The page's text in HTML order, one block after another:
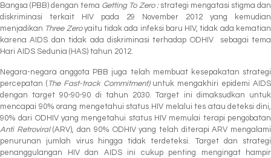
Bangsa (PBB) dengan tema Getting To Zero : strategi mengatasi stigma dan
diskriminasi terkait HIV pada 29 November 2012 yang kemudian
menjadikan Three Zeroyaitu tidak ada infeksi baru HIV, tidak ada kematian
karena AIDS dan tidak ada diskriminasi terhadap ODHIV sebagai tema
Hari AIDS Sedunia (HAS) tahun 2012.
Negara-negara anggota PBB juga telah membuat kesepakatan strategi
percepatan ( The Fast-track Commitment) untuk mengakhiri epidemi AIDS
dengan target 90-90-90 di tahun 2030. Target ini dimaksudkan untuk
mencapai 90% orang mengetahui status HIV melalui tes atau deteksi dini,
90% dari ODHIV yang mengetahui status HIV memulai terapi pengobatan
Anti Retroviral(ARV), dan 90% ODHIV yang telah diterapi ARV mengalami
penurunan jumlah virus hingga tidak terdeteksi. Target dan strategi
penanggulangan HIV dan AIDS ini cukup penting mengingat hampir